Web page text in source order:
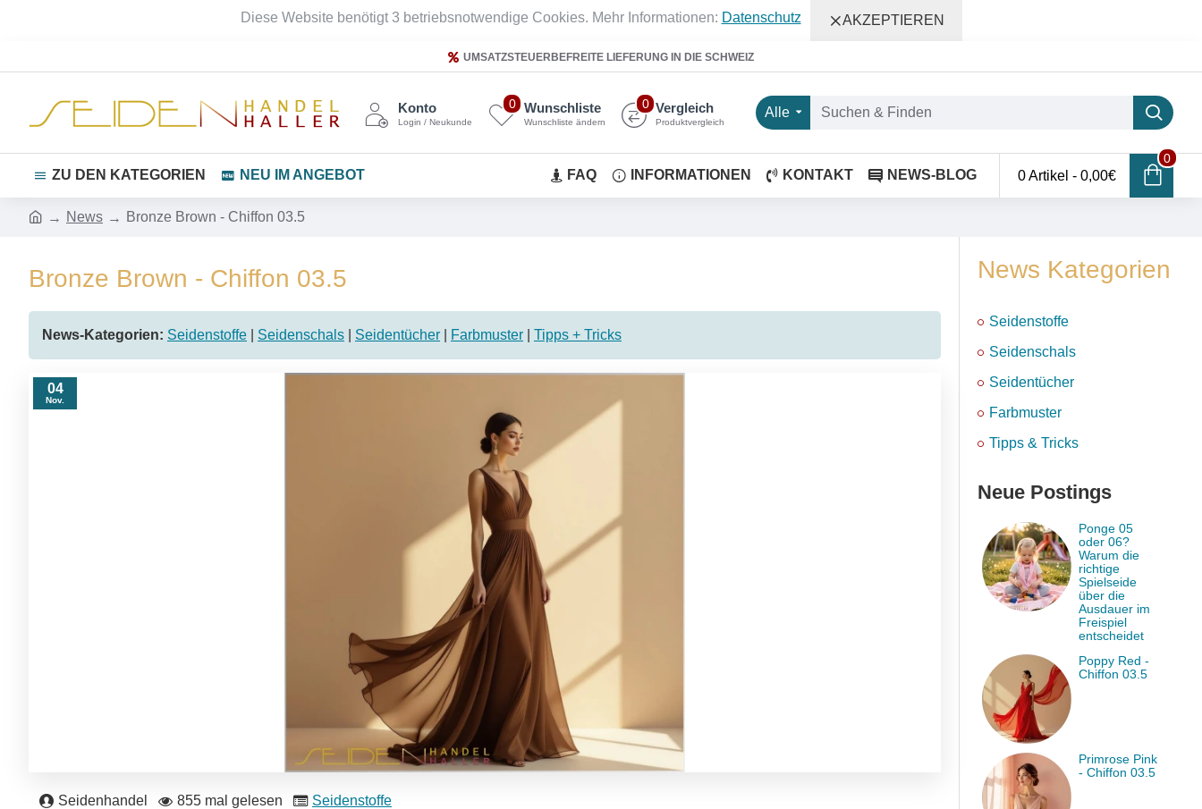
Diese Website benötigt 3 betriebsnotwendige Cookies. Mehr Informationen: Datenschutz AKZEPTIEREN
UMSATZSTEUERBEFREITE LIEFERUNG IN DIE SCHWEIZ
Alle
Konto
Login / Neukunde
Wunschliste
Wunschliste ändern
0 Vergleich
Produktvergleich
0
ZU DEN KATEGORIEN NEU IM ANGEBOT FAQ INFORMATIONEN KONTAKT NEWS-BLOG 0 Artikel - 0,00€
0
News Bronze Brown - Chiffon 03.5
Bronze Brown - Chiffon 03.5
News-Kategorien: Seidenstoffe Seidenschals Seidentücher Farbmuster Tipps + Tricks
04
Nov.
Seidenhandel 855 mal gelesen Seidenstoffe
News Kategorien
Seidenstoffe
Seidenschals
Seidentücher
Farbmuster
Tipps & Tricks
Neue Postings
Ponge 05
oder 06?
Warum die
richtige
Spielseide
über die
Ausdauer im
Freispiel
entscheidet
Poppy Red -
Chiffon 03.5
Primrose Pink
- Chiffon 03.5